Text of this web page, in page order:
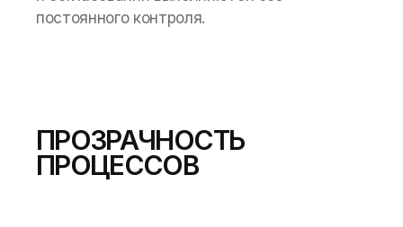
постоянного контроля.
ПРОЗРАЧНОСТЬ
ПРОЦЕССОВ